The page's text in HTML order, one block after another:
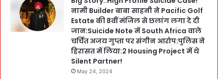
नामी Builder बाबा साहनी ने Pacific Golf
Estate की 8वीं मंजिल से छलांग लगा दे दी
जान:Suicide Note में South Africa वाले
चर्चित अजय गुप्ता पर संगीन आरोप:पुलिस ने
हिरासत में लिया:2 Housing Project में थे
Silent Partner!
May 24, 2024